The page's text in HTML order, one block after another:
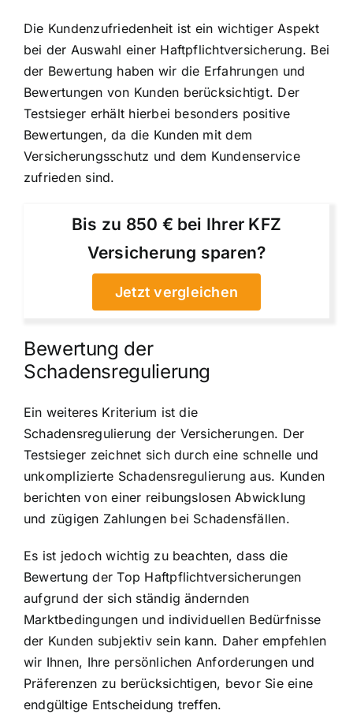
Die Kundenzufriedenheit ist ein wichtiger Aspekt
bei der Auswahl einer Haftpflichtversicherung. Bei
der Bewertung haben wir die Erfahrungen und
Bewertungen von Kunden berücksichtigt. Der
Testsieger erhält hierbei besonders positive
Bewertungen, da die Kunden mit dem
Versicherungsschutz und dem Kundenservice
zufrieden sind.
Bis zu 850 € bei Ihrer KFZ
Versicherung sparen?
Jetzt vergleichen
Bewertung der
Schadensregulierung
Ein weiteres Kriterium ist die
Schadensregulierung der Versicherungen. Der
Testsieger zeichnet sich durch eine schnelle und
unkomplizierte Schadensregulierung aus. Kunden
berichten von einer reibungslosen Abwicklung
und zügigen Zahlungen bei Schadensfällen.
Es ist jedoch wichtig zu beachten, dass die
Bewertung der Top Haftpflichtversicherungen
aufgrund der sich ständig ändernden
Marktbedingungen und individuellen Bedürfnisse
der Kunden subjektiv sein kann. Daher empfehlen
wir Ihnen, Ihre persönlichen Anforderungen und
Präferenzen zu berücksichtigen, bevor Sie eine
endgültige Entscheidung treffen.